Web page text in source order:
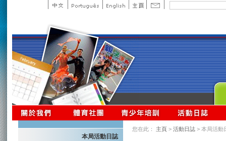
本局活動日誌
您在此： 主頁 > 活動日誌 > 本局活動